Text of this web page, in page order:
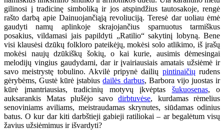
gilinosi į tradicinę simboliką ir jos atspindžius tautosakoje, rengė
rašto darbą apie Dainuojančiąją revoliuciją. Teresė dar uoliau ėmė
gaudyti namų aplinkoje skrajojančius sparnuotus tarmiškus
posakius, vildamasi jais papildyti „Ratilio“ sakytinį lobyną. Bene
visi klausėsi dzūkų folkloro pateikėjų, mokėsi solo atlikimo, iš įrašų
mokėsi naujų dzūkiškų šokių, o kai kurie, ausimis dėmesingai
melodijų vingius gaudydami, dar ir įvairiausiais amatais užsiėmė ir
savo meistrystę tobulino. Akvilė pripynė dailių pintinaičių rudens
gėrybėms, Gustė kūrė įstabiusdailės darbus, Barbora vijo juostas ir
kūrė įmantriausias, tradicinių motyvų įkvėptas šukuosenas, o
auksarankis Matas plušėjo savo dirbtuvėse, kurdamas rėmelius
senoviniams aviliams, meistraudamas skrynutes, siūdamas odinius
batus. O kur dar kiti darbštieji gabieji ratiliokai – ar begalėtum visų
žavius užsiėmimus ir išvardyti?